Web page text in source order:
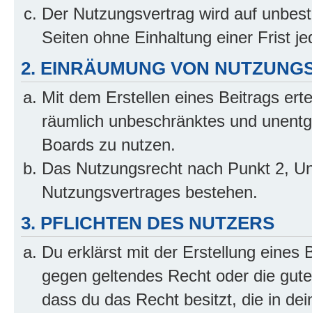
Der Nutzungsvertrag wird auf
Seiten ohne Einhaltung einer Frist
2. EINRÄUMUNG VON
Mit dem Erstellen eines Beitrags
räumlich unbeschränktes und
Boards zu nutzen.
Das Nutzungsrecht nach Punkt 2,
Nutzungsvertrages bestehen.
3. PFLICHTEN DES NUTZERS
Du erklärst mit der Erstellung eines
gegen geltendes Recht oder die
dass du das Recht besitzt, die in